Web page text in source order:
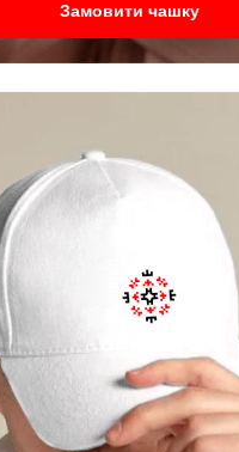
Замовити чашку